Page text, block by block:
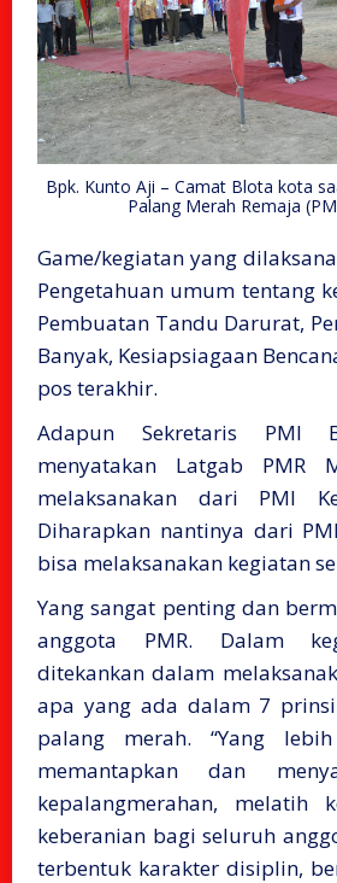
Bpk. Kunto Aji – Camat Blota kota
Palang Merah Remaja
Game/kegiatan yang
Pengetahuan umum tentang
Pembuatan Tandu Darurat,
Banyak, Kesiapsiagaan
pos terakhir.
Adapun Sekretaris PMI
menyatakan Latgab PMR
melaksanakan dari PMI
Diharapkan nantinya dari
bisa melaksanakan kegiatan
Yang sangat penting dan
anggota PMR. Dalam
ditekankan dalam
apa yang ada dalam 7
palang merah. “Yang
memantapkan dan
kepalangmerahan, melatih
keberanian bagi seluruh
terbentuk karakter disiplin,